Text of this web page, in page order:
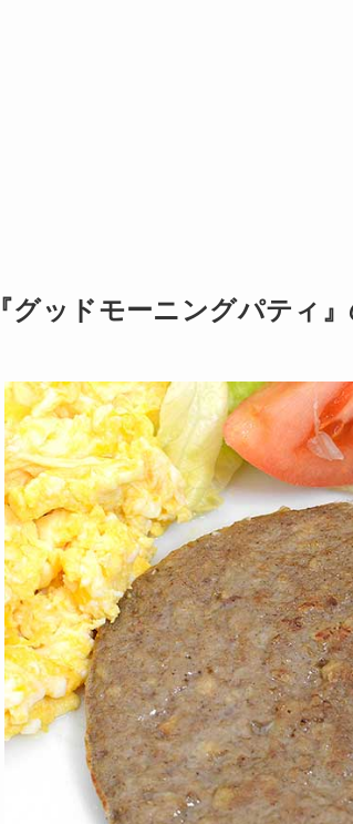
『グッドモーニングパティ